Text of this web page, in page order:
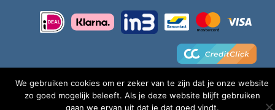
We gebruiken cookies om er zeker van te zijn dat je onze website
zo goed mogelijk beleeft. Als je deze website blijft gebruiken
gaan we ervan uit dat je dat goed vindt.